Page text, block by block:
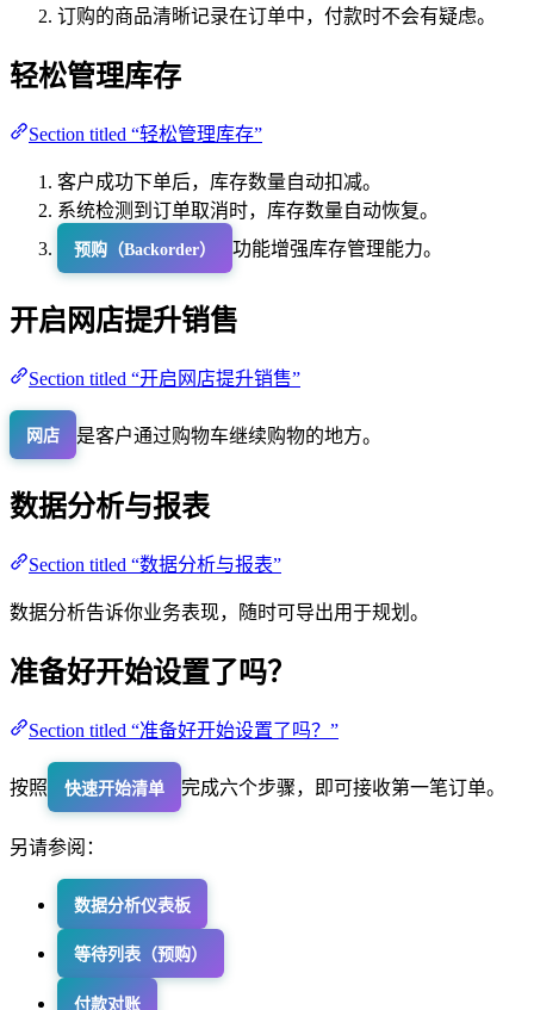
订购的商品清晰记录在订单中，付款时不会有疑虑。
轻松管理库存
Section titled “轻松管理库存”
客户成功下单后，库存数量自动扣减。
系统检测到订单取消时，库存数量自动恢复。
预购（Backorder） 功能增强库存管理能力。
开启网店提升销售
Section titled “开启网店提升销售”
网店 是客户通过购物车继续购物的地方。
数据分析与报表
Section titled “数据分析与报表”
数据分析告诉你业务表现，随时可导出用于规划。
准备好开始设置了吗？
Section titled “准备好开始设置了吗？”
按照 快速开始清单 完成六个步骤，即可接收第一笔订单。
另请参阅：
数据分析仪表板
等待列表（预购）
付款对账